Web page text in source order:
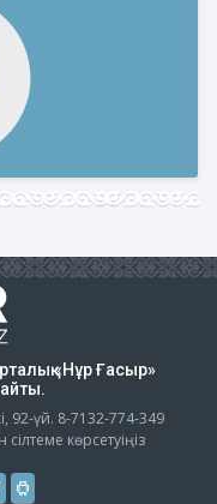
«Нұр Ғасыр»
92-үй. 8-7132-774-349
көрсетуіңіз